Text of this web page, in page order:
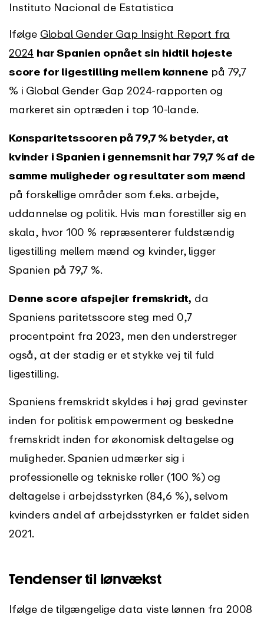
Instituto Nacional de Estatistica
Ifølge Global Gender Gap Insight Report fra
2024 har Spanien opnået sin hidtil højeste
score for ligestilling mellem kønnene på 79,7
% i Global Gender Gap 2024-rapporten og
markeret sin optræden i top 10-lande.
Kønsparitetsscoren på 79,7 % betyder, at
kvinder i Spanien i gennemsnit har 79,7 % af de
samme muligheder og resultater som mænd
på forskellige områder som f.eks. arbejde,
uddannelse og politik. Hvis man forestiller sig en
skala, hvor 100 % repræsenterer fuldstændig
ligestilling mellem mænd og kvinder, ligger
Spanien på 79,7 %.
Denne score afspejler fremskridt, da
Spaniens paritetsscore steg med 0,7
procentpoint fra 2023, men den understreger
også, at der stadig er et stykke vej til fuld
ligestilling.
Spaniens fremskridt skyldes i høj grad gevinster
inden for politisk empowerment og beskedne
fremskridt inden for økonomisk deltagelse og
muligheder. Spanien udmærker sig i
professionelle og tekniske roller (100 %) og
deltagelse i arbejdsstyrken (84,6 %), selvom
kvinders andel af arbejdsstyrken er faldet siden
2021.
Tendenser til lønvækst
Ifølge de tilgængelige data viste lønnen fra 2008